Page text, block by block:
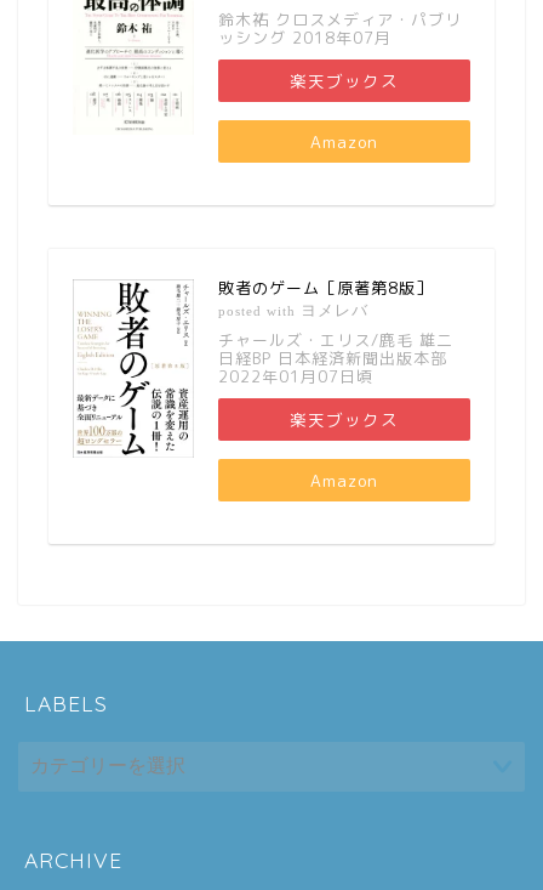
鈴木祐 クロスメディア・パブリ
ッシング 2018年07月
楽天ブックス
Amazon
敗者のゲーム［原著第8版］
posted with ヨメレバ
チャールズ・エリス/鹿毛 雄二
日経BP 日本経済新聞出版本部
2022年01月07日頃
楽天ブックス
Amazon
LABELS
ARCHIVE